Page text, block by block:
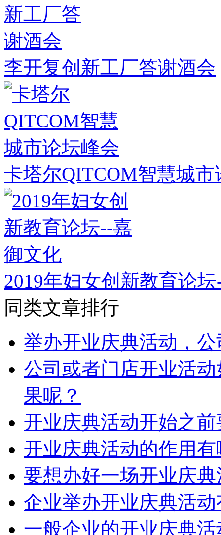
李开复创新工厂答谢酒会
卡塔尔QITCOM智慧城市
2019年妇女创新教育论
同类文章排行
举办开业庆典活动，
公司或者门店开业活
果呢？
开业庆典活动开始之
开业庆典活动的作用
要想办好一场开业庆
企业举办开业庆典活
一般企业的开业庆典